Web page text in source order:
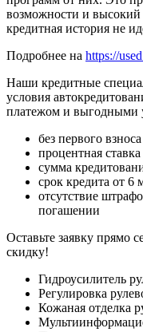
возможности и
кредитная история не
Подробнее на https://
Наши кредитные
условия
платежом и выгодными
без первого взноса
процентная
сумма
срок кредита от 6
отсутствие
погашении
Оставьте заявку прямо
скидку!
Гидроусилитель
Регулировка
Кожаная отделка